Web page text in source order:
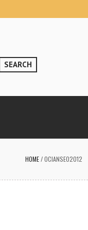
SEARCH
HOME/OCIANSEO2012